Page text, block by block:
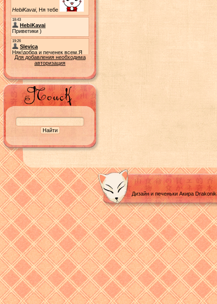
Для добавления необходима
авторизация
Дизайн и печеньки Акира